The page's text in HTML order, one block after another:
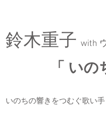
鈴木重子 with
「 い
いのちの響きをつむぐ歌い